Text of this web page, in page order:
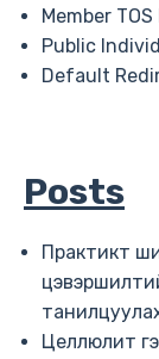
Member
Public
Default
Posts
Практикт
Целлюлит